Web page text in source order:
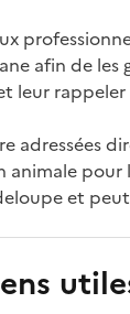
afin de
leur
adressées
animale
et